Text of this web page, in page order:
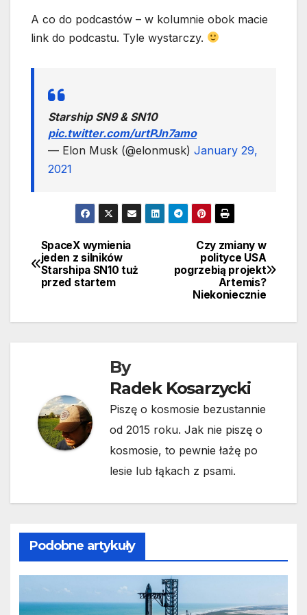
A co do podcastów – w kolumnie obok macie
link do podcastu. Tyle wystarczy.
Starship SN9 & SN10
pic.twitter.com/urtPJn7amo
— Elon Musk (@elonmusk) January 29,
2021
Nawigacja
wpisu
Czy zmiany w
polityce USA
pogrzebią projekt
Artemis?
Niekoniecznie
SpaceX wymienia
jeden z silników
Starshipa SN10 tuż
przed startem
By
Radek Kosarzycki
Piszę o kosmosie bezustannie
od 2015 roku. Jak nie piszę o
kosmosie, to pewnie łażę po
lesie lub łąkach z psami.
Podobne artykuły